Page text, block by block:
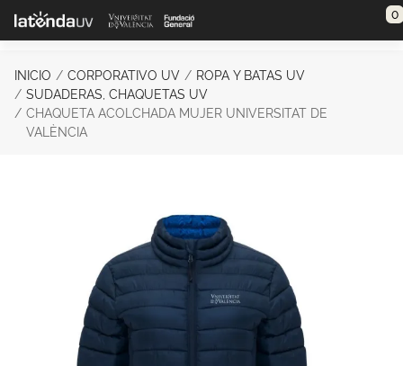
Saltar al contenido principal 0
INICIO CORPORATIVO UV
ROPA Y BATAS UV
SUDADERAS, CHAQUETAS UV
CHAQUETA ACOLCHADA MUJER UNIVERSITAT DE
VALÈNCIA